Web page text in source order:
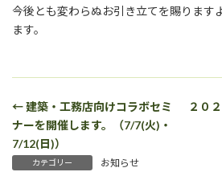
今後とも変わらぬお引き立てを賜ります
ます。
← 建築・工務店向けコラボセミ
ナーを開催します。（7/7(火)・
7/12(日)）
２０
カテゴリー お知らせ